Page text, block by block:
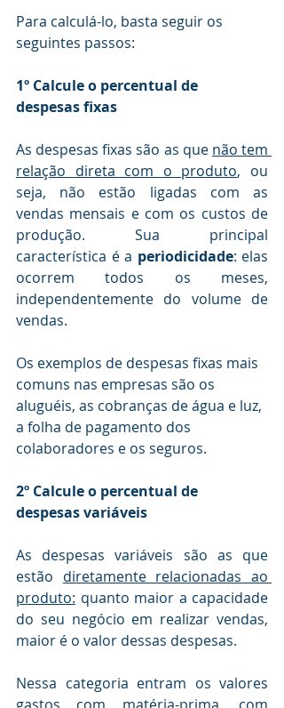
Para calculá-lo, basta seguir os
seguintes passos:
1º Calcule o percentual de
despesas fixas
As despesas fixas são as que não tem
relação direta com o produto, ou
seja, não estão ligadas com as
vendas mensais e com os custos de
produção. Sua principal
característica é a periodicidade: elas
ocorrem todos os meses,
independentemente do volume de
vendas.
Os exemplos de despesas fixas mais
comuns nas empresas são os
aluguéis, as cobranças de água e luz,
a folha de pagamento dos
colaboradores e os seguros.
2º Calcule o percentual de
despesas variáveis
As despesas variáveis são as que
estão diretamente relacionadas ao
produto: quanto maior a capacidade
do seu negócio em realizar vendas,
maior é o valor dessas despesas.
Nessa categoria entram os valores